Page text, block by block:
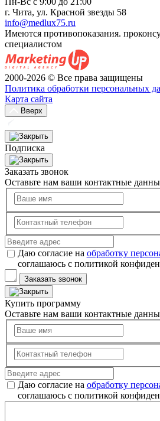
г. Чита, ул. Красной звезды 58
info@medlux75.ru
Имеются противопоказания.
специалистом
2000-2026 © Все права защищены
Политика обработки персональных
Карта сайта
Вверх
Подписка
Заказать звонок
Оставьте нам ваши контактные
Даю согласие на обработку
соглашаюсь с политикой
Заказать звонок
Купить программу
Оставьте нам ваши контактные
Даю согласие на обработку
соглашаюсь с политикой